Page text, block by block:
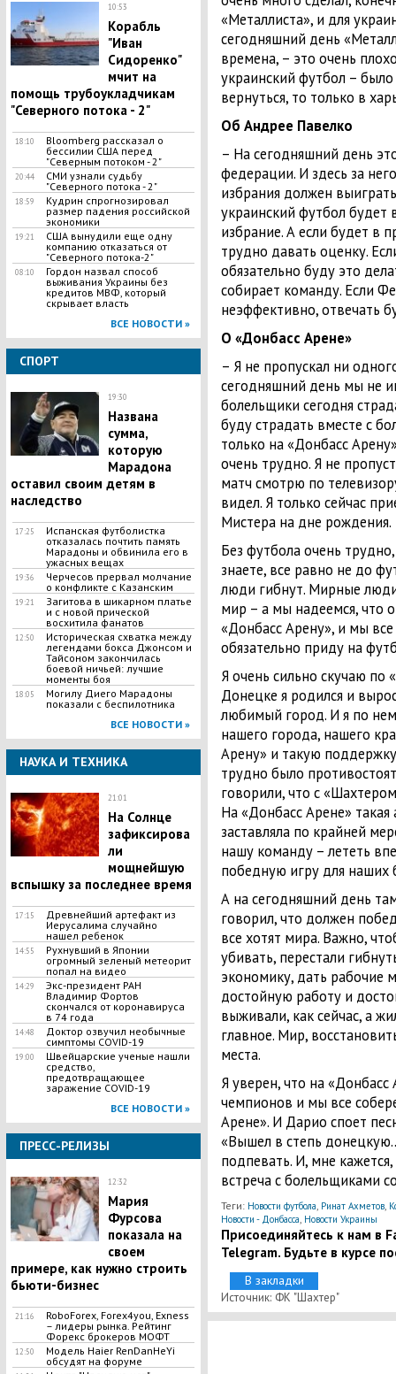
10:53
​Корабль
"Иван
Сидоренко"
мчит на
помощь трубоукладчикам
"Северного потока - 2"
18:10
Bloomberg рассказал о
бессилии США перед
"Северным потоком - 2"
20:44
СМИ узнали судьбу
"Северного потока - 2"
18:59
Кудрин спрогнозировал
размер падения российской
экономики
19:21
США вынудили еще одну
компанию отказаться от
"Северного потока-2"
08:10
Гордон назвал способ
выживания Украины без
кредитов МВФ, который
скрывает власть
ВСЕ НОВОСТИ »
СПОРТ
19:30
​Названа
сумма,
которую
Марадона
оставил своим детям в
наследство
17:25
​Испанская футболистка
отказалась почтить память
Марадоны и обвинила его в
ужасных вещах
19:36
Черчесов прервал молчание
о конфликте с Казанским
19:21
Загитова в шикарном платье
и с новой прической
восхитила фанатов
12:50
Историческая схватка между
легендами бокса Джонсом и
Тайсоном закончилась
боевой ничьей: лучшие
моменты боя
18:05
Могилу Диего Марадоны
показали с беспилотника
ВСЕ НОВОСТИ »
НАУКА И ТЕХНИКА
21:01
На Солнце
зафиксирова
ли
мощнейшую
вспышку за последнее время
17:15
Древнейший артефакт из
Иерусалима случайно
нашел ребенок
14:55
Рухнувший в Японии
огромный зеленый метеорит
попал на видео
14:29
Экс-президент РАН
Владимир Фортов
скончался от коронавируса
в 74 года
14:48
Доктор озвучил необычные
симптомы COVID-19
19:00
​Швейцарские ученые нашли
средство,
предотвращающее
заражение COVID-19
ВСЕ НОВОСТИ »
ПРЕСС-РЕЛИЗЫ
12:32
Мария
Фурсова
показала на
своем
примере, как нужно строить
бьюти-бизнес
21:16
RoboForex, Forex4you, Exness
– лидеры рынка. Рейтинг
Форекс брокеров МОФТ
12:50
Модель Haier RenDanHeYi
обсудят на форуме
«Металлиста», и для
сегодняшний день
времена, – это очень
украинский футбол –
вернуться, то только в
Об Андрее Павелко
– На сегодняшний день
федерации. И здесь за
избрания должен
украинский футбол
избрание. А если будет в
трудно давать оценку.
обязательно буду это
собирает команду. Если
неэффективно, отвечать
О «Донбасс Арене»
– Я не пропускал ни
сегодняшний день мы не
болельщики сегодня
буду страдать вместе с
только на «Донбасс
очень трудно. Я не
матч смотрю по
видел. Я только сейчас
Мистера на дне рождения.
Без футбола очень
знаете, все равно не до
люди гибнут. Мирные
мир – а мы надеемся, что
«Донбасс Арену», и мы все
обязательно приду на
Я очень сильно скучаю по
Донецке я родился и
любимый город. И я по
нашего города, нашего
Арену» и такую
трудно было
говорили, что с
На «Донбасс Арене»
заставляла по крайней
нашу команду – лететь
победную игру для наших
А на сегодняшний день
говорил, что должен
все хотят мира. Важно,
убивать, перестали
экономику, дать рабочие
достойную работу и
выживали, как сейчас, а
главное. Мир,
места.
Я уверен, что на
чемпионов и мы все
Арене». И Дарио споет
«Вышел в степь
подпевать. И, мне
встреча с болельщиками
Теги: Новости футбола, Ринат Ахметов,
Новости - Донбасса, Новости Украины
Присоединяйтесь к нам в
Telegram. Будьте в курсе
В закладки
Источник: ФК "Шахтер"